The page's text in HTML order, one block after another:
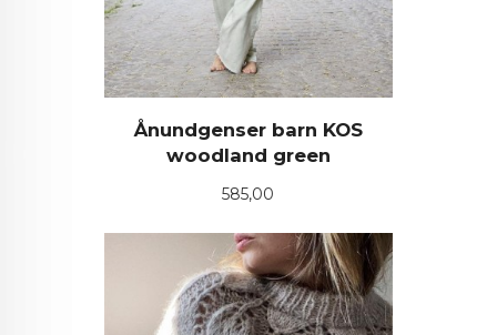
Ånundgenser barn KOS
woodland green
Pris
585,00